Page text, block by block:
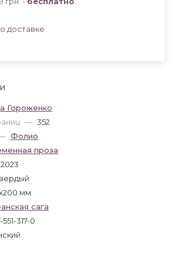
Гороженко
— 352
Фолио
проза
2023
мм
сага
317-0
доставке